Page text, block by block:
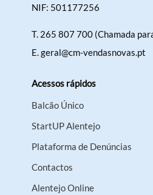
NIF: 501177256
T. 265 807 700 (Chamada
E.geral@cm-vendasnovas.pt
Acessos rápidos
Balcão Único
StartUP Alentejo
Plataforma de Denúncias
Contactos
Alentejo Online